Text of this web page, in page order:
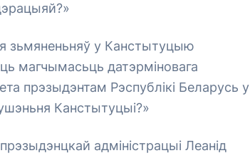
зьмяненьняў у Канстытуцыю
магчымасьць датэрміновага
прэзыдэнтам Рэспублікі Беларусь у
Канстытуцыі?»
адміністрацыі Леанід